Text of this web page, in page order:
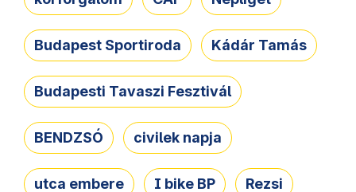
Budapest Sportiroda Kádár Tamás
Budapesti Tavaszi Fesztivál
BENDZSÓ civilek napja
utca embere I bike BP Rezsi